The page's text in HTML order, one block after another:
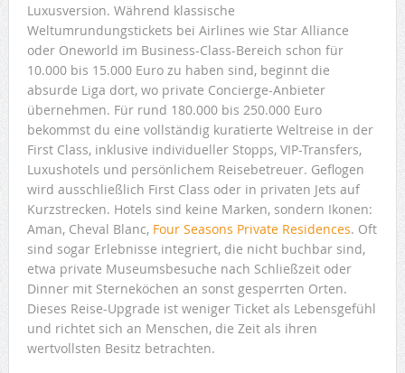
Luxusversion. Während klassische
Weltumrundungstickets bei Airlines wie Star Alliance
oder Oneworld im Business-Class-Bereich schon für
10.000 bis 15.000 Euro zu haben sind, beginnt die
absurde Liga dort, wo private Concierge-Anbieter
übernehmen. Für rund 180.000 bis 250.000 Euro
bekommst du eine vollständig kuratierte Weltreise in der
First Class, inklusive individueller Stopps, VIP-Transfers,
Luxushotels und persönlichem Reisebetreuer. Geflogen
wird ausschließlich First Class oder in privaten Jets auf
Kurzstrecken. Hotels sind keine Marken, sondern Ikonen:
Aman, Cheval Blanc, Four Seasons Private Residences. Oft
sind sogar Erlebnisse integriert, die nicht buchbar sind,
etwa private Museumsbesuche nach Schließzeit oder
Dinner mit Sterneköchen an sonst gesperrten Orten.
Dieses Reise-Upgrade ist weniger Ticket als Lebensgefühl
und richtet sich an Menschen, die Zeit als ihren
wertvollsten Besitz betrachten.